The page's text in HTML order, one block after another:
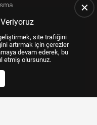
site trafiğini
artırmak için çerezler
devam ederek, bu
etmiş olursunuz.